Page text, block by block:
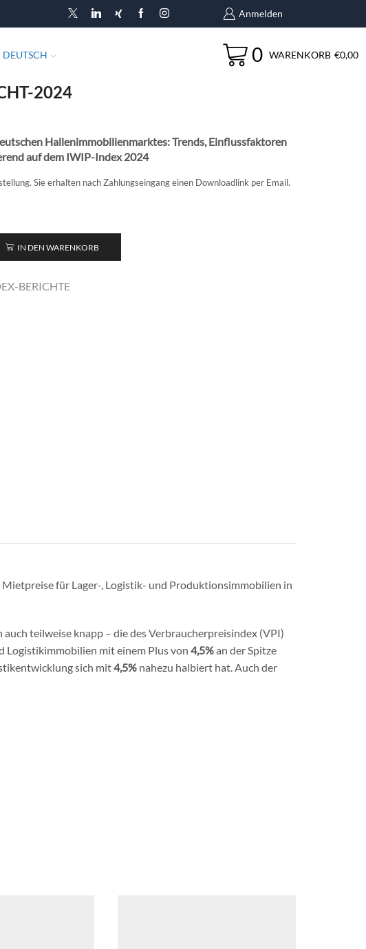
Anmelden
DEUTSCH 0 WARENKORB €0,00
2024
Hallenimmobilienmarktes: Trends, Einflussfaktoren
auf dem IWIP-Index 2024
Sie erhalten nach Zahlungseingang einen Downloadlink per Email.
IN DEN WARENKORB
BERICHTE
für Lager-, Logistik- und Produktionsimmobilien in
teilweise knapp – die des Verbraucherpreisindex (VPI)
Logistikimmobilien mit einem Plus von 4,5%an der Spitze
sich mit4,5% nahezu halbiert hat. Auch der